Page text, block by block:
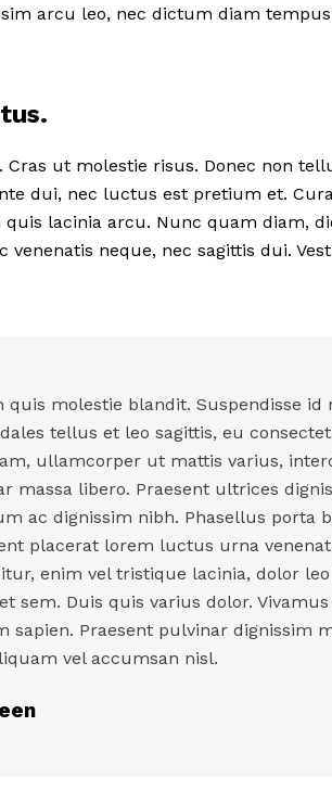
arcu leo, nec dictum diam
ut molestie risus. Donec non
dui, nec luctus est pretium et.
lacinia arcu. Nunc quam diam,
venenatis neque, nec sagittis dui.
molestie blandit. Suspendisse id
tellus et leo sagittis, eu
ullamcorper ut mattis varius,
massa libero. Praesent ultrices
ac dignissim nibh. Phasellus porta
placerat lorem luctus urna
enim vel tristique lacinia, dolor
sem. Duis quis varius dolor.
sapien. Praesent pulvinar dignissim
vel accumsan nisl.